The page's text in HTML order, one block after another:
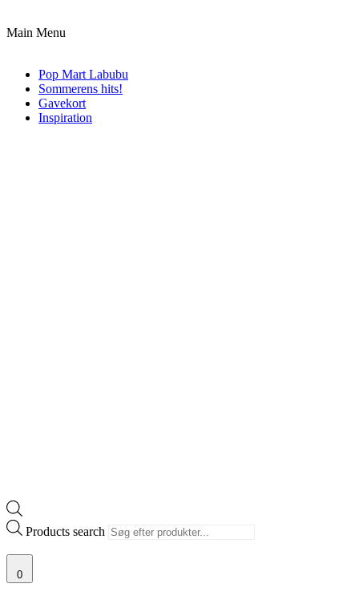
Main Menu
Pop Mart Labubu
Sommerens hits!
Gavekort
Inspiration
Products search
0